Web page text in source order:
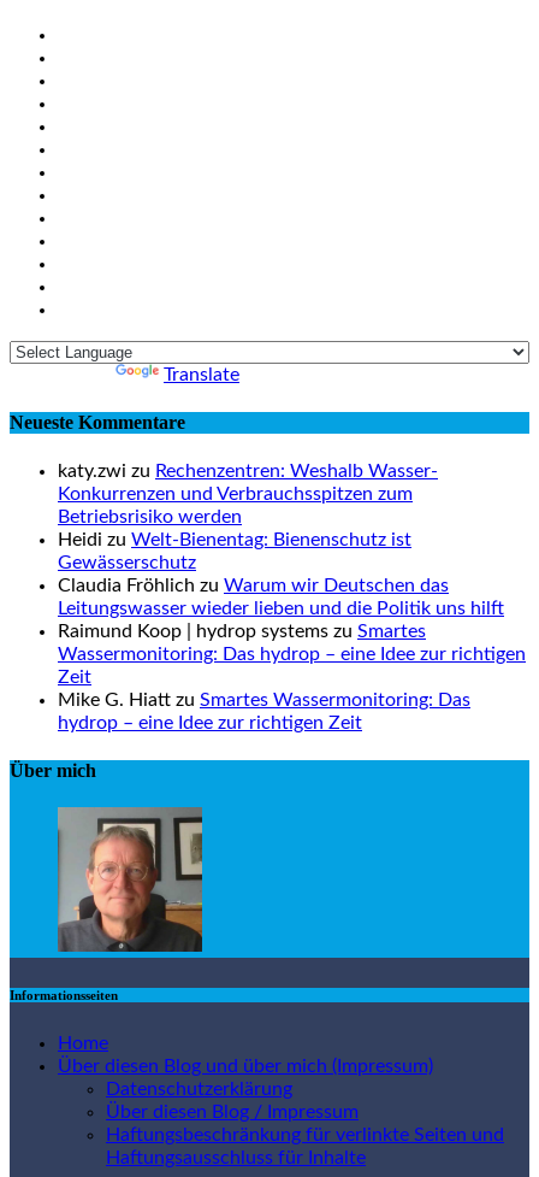
Translate
Neueste Kommentare
katy.zwi zu Rechenzentren: Weshalb Wasser-
Konkurrenzen und Verbrauchsspitzen zum
Betriebsrisiko werden
Heidi zu Welt-Bienentag: Bienenschutz ist
Gewässerschutz
Claudia Fröhlich zu Warum wir Deutschen das
Leitungswasser wieder lieben und die Politik uns hilft
Raimund Koop | hydrop systems zu Smartes
Wassermonitoring: Das hydrop – eine Idee zur richtigen
Zeit
Mike G. Hiatt zu Smartes Wassermonitoring: Das
hydrop – eine Idee zur richtigen Zeit
Über mich
Informationsseiten
Home
Über diesen Blog und über mich (Impressum)
Datenschutzerklärung
Über diesen Blog / Impressum
Haftungsbeschränkung für verlinkte Seiten und
Haftungsausschluss für Inhalte